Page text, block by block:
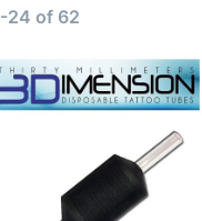
24 of 62